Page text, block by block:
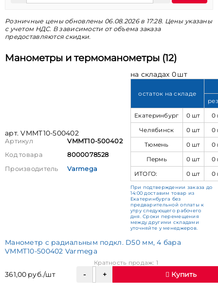
Розничные цены обновлены 06.08.2026 в 17:28. Цены указаны
с учетом НДС. В зависимости от объема заказа
предоставляются скидки.
Манометры и термоманометры (12)
арт. VMMT10-500402
Артикул
VMMT10-500402
Код товара
8000078528
Производитель
Varmega
на складах 0 шт
остаток на складе
Екатеринбург
0 шт
0
Челябинск
0 шт
0
Тюмень
0 шт
0
Пермь
0 шт
0
ИТОГО:
0 шт 0
При подтверждении заказа до
14:00 доставим товар из
Екатеринбурга без
предварительной оплаты к
утру следующего рабочего
дня. Сроки перемещения
между другими складами
уточняйте у менеджеров.
Манометр с радиальным подкл. D50 мм, 4 бара
VMMT10-500402 Varmega
361,00 руб./шт
Кратность продаж: 1
Купить